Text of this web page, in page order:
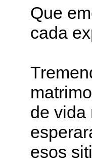
Que
cada
de vida
esos